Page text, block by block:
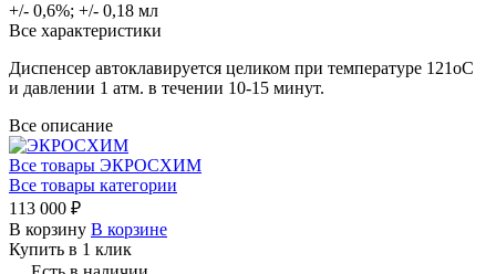
+/- 0,6%; +/- 0,18 мл
Все характеристики
Диспенсер автоклавируется целиком при температуре 121оС
и давлении 1 атм. в течении 10-15 минут.
Все описание
Все товары ЭКРОСХИМ
Все товары категории
113 000 ₽
В корзину В корзине
Купить в 1 клик